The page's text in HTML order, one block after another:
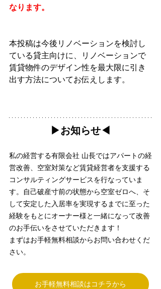
なります。
本投稿は今後リノベーションを検討し
ている貸主向けに、リノベーションで
賃貸物件のデザイン性を最大限に引き
出す方法についてお伝えします。
▶︎お知らせ◀︎
私の経営する有限会社 山長ではアパートの経
営改善、空室対策など賃貸経営者を支援する
コンサルティングサービスを行なっていま
す。自己破産寸前の状態から空室ゼロへ、そ
して安定した入居率を実現するまでに至った
経験をもとにオーナー様と一緒になって改善
のお手伝いをさせていただきます！
まずはお手軽無料相談からお問い合わせくだ
さい。
お手軽無料相談はコチラから